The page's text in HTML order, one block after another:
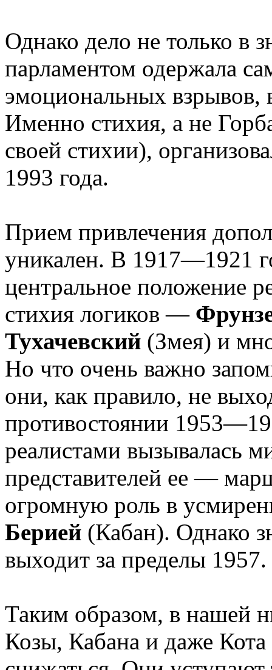
Однако дело не только в
парламентом одержала
эмоциональных
Именно стихия, а не
своей стихии),
1993 года.
Прием привлечения
уникален. В 1917—1921
центральное положение
стихия логиков —
Тухачевский (Змея) и
Но что очень важно
они, как правило, не
противостоянии
реалистами вызывалась
представителей ее —
огромную роль в
Берией (Кабан). Однако
выходит за пределы 1957.
Таким образом, в нашей
Козы, Кабана и даже Кота